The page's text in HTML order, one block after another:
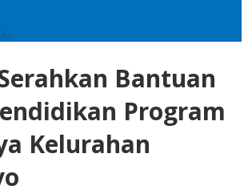
Bantuan
Program
Kelurahan